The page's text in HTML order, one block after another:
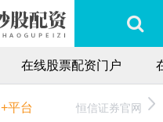
在线股票配资门户
+平台 恒信证券官网